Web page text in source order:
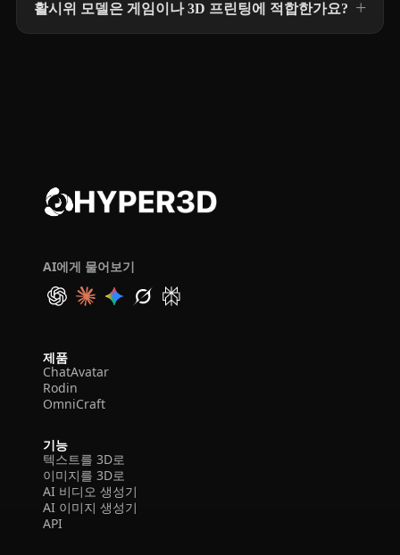
활시위 모델은 게임이나 3D 프린팅에 적합한가요?
AI에게 물어보기
제품
ChatAvatar
Rodin
OmniCraft
기능
텍스트를 3D로
이미지를 3D로
AI 비디오 생성기
AI 이미지 생성기
API